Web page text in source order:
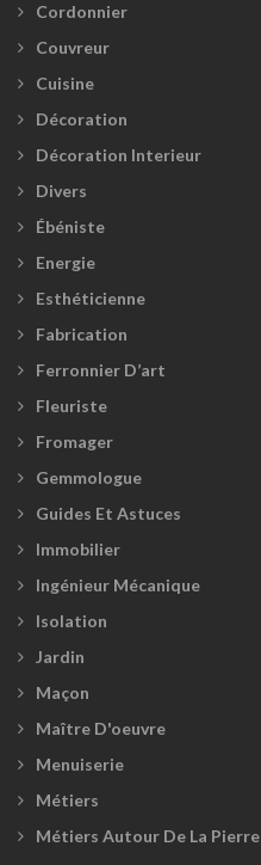
Cordonnier
Couvreur
Cuisine
Décoration
Décoration Interieur
Divers
Ébéniste
Energie
Esthéticienne
Fabrication
Ferronnier D’art
Fleuriste
Fromager
Gemmologue
Guides Et Astuces
Immobilier
Ingénieur Mécanique
Isolation
Jardin
Maçon
Maître D'oeuvre
Menuiserie
Métiers
Métiers Autour De La Pierre